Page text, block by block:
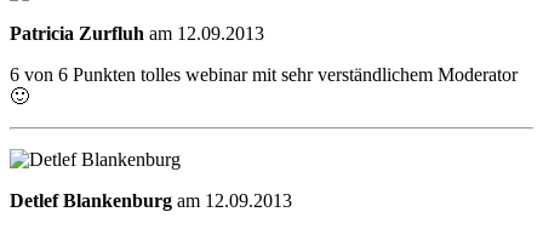
Patricia Zurfluh am 12.09.2013
6 von 6 Punkten tolles webinar mit sehr verständlichem Moderator
🙂
Detlef Blankenburg am 12.09.2013